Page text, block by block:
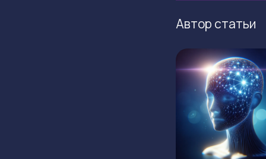
Автор статьи